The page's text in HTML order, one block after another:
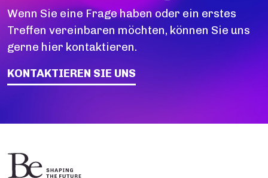
Wenn Sie eine Frage haben oder ein erstes
Treffen vereinbaren möchten, können Sie uns
gerne hier kontaktieren.
KONTAKTIEREN SIE UNS